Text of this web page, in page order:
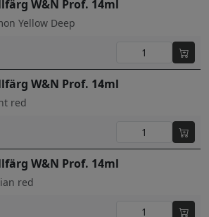
W&N Prof. 14ml
Yellow Deep
W&N Prof. 14ml
red
W&N Prof. 14ml
red